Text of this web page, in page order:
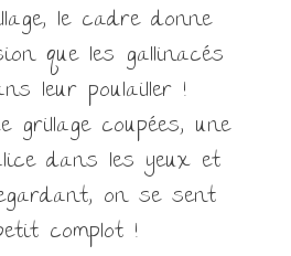
le cadre donne
que les gallinacés
leur poulailler !
grillage coupées, une
dans les yeux et
on se sent
complot !